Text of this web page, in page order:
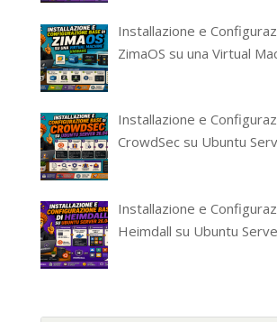
Installazione e
ZimaOS su una Virtual
Installazione e
CrowdSec su Ubuntu
Installazione e
Heimdall su Ubuntu